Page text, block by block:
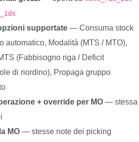
supportate — Consuma stock
automatico, Modalità (MTS / MTO),
(Fabbisogno riga / Deficit
di riordino), Propaga gruppo
+ override per MO — stessa
MO — stesse note dei picking